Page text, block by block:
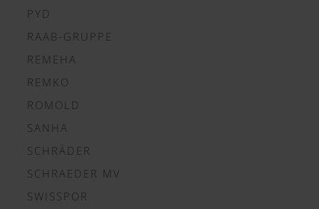
PYD
RAAB-GRUPPE
REMEHA
REMKO
ROMOLD
SANHA
SCHRÄDER
SCHRAEDER MV
SWISSPOR